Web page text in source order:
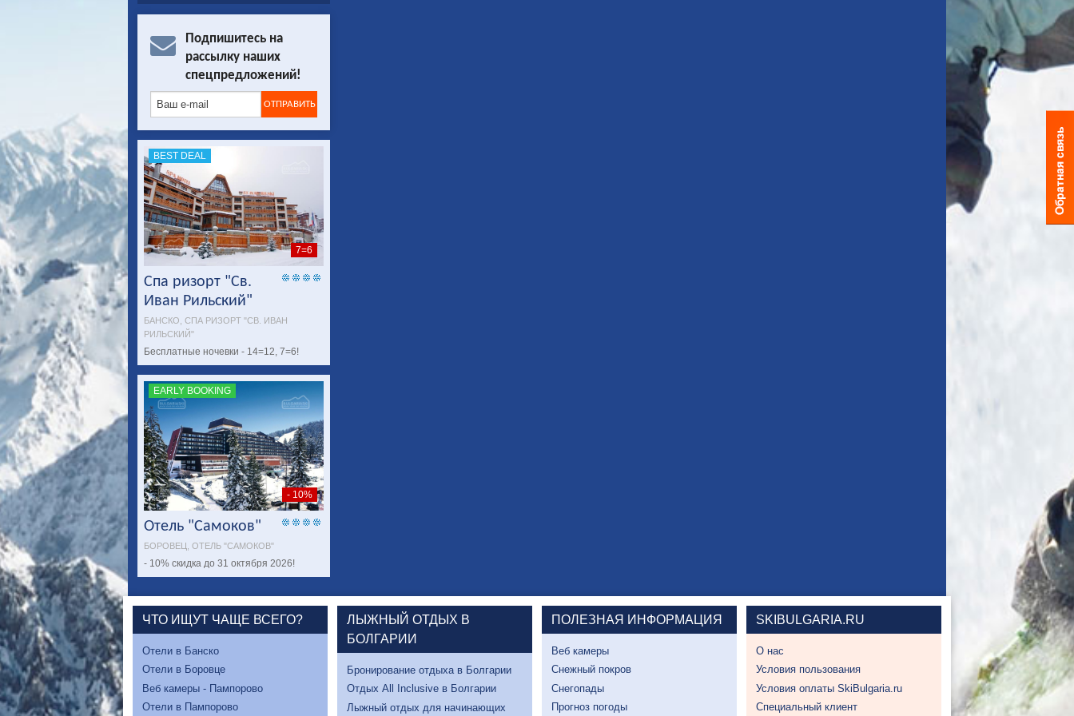
Подпишитесь на
рассылку наших
спецпредложений!
BEST DEAL
7=6
Спа ризорт "Св.
Иван Рильский"
БАНСКО, СПА РИЗОРТ "СВ. ИВАН
РИЛЬСКИЙ"
Бесплатные ночевки - 14=12, 7=6!
EARLY BOOKING
- 10%
Отель "Самоков"
БОРОВЕЦ, ОТЕЛЬ "САМОКОВ"
- 10% скидка до 31 октября 2026!
ЧТО ИЩУТ ЧАЩЕ ВСЕГО?
Отели в Банско
Отели в Боровце
Веб камеры - Пампорово
Отели в Пампорово
ЛЫЖНЫЙ ОТДЫХ В
БОЛГАРИИ
Бронирование отдыха в Болгарии
Отдых All Inclusive в Болгарии
Лыжный отдых для начинающих
ПОЛЕЗНАЯ ИНФОРМАЦИЯ
Веб камеры
Снежный покров
Снегопады
Прогноз погоды
SKIBULGARIA.RU
О нас
Условия пользования
Условия оплаты SkiBulgaria.ru
Специальный клиент